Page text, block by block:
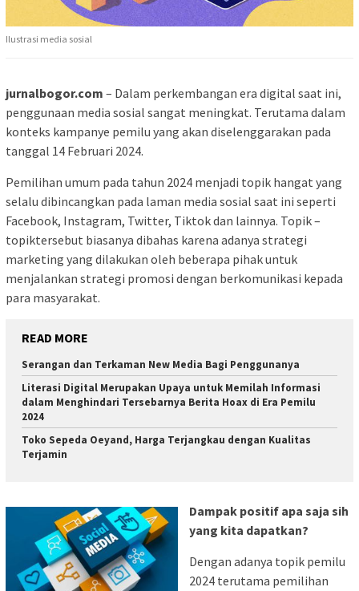
Ilustrasi media sosial
jurnalbogor.com – Dalam perkembangan era digital saat ini,
penggunaan media sosial sangat meningkat. Terutama dalam
konteks kampanye pemilu yang akan diselenggarakan pada
tanggal 14 Februari 2024.
Pemilihan umum pada tahun 2024 menjadi topik hangat yang
selalu dibincangkan pada laman media sosial saat ini seperti
Facebook, Instagram, Twitter, Tiktok dan lainnya. Topik –
topiktersebut biasanya dibahas karena adanya strategi
marketing yang dilakukan oleh beberapa pihak untuk
menjalankan strategi promosi dengan berkomunikasi kepada
para masyarakat.
READ MORE
Serangan dan Terkaman New Media Bagi Penggunanya
Literasi Digital Merupakan Upaya untuk Memilah Informasi
dalam Menghindari Tersebarnya Berita Hoax di Era Pemilu
2024
Toko Sepeda Oeyand, Harga Terjangkau dengan Kualitas
Terjamin
Dampak positif apa saja sih
yang kita dapatkan?
Dengan adanya topik pemilu
2024 terutama pemilihan